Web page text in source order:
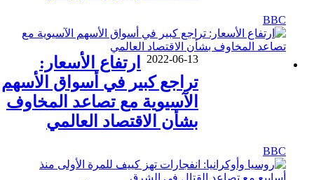
BBC
2022-06-13
ارتفاع الأسعار:
تراجع كبير في أسواق الأسهم
الآسيوية مع تصاعد المخاوف
بشأن الاقتصاد العالمي
BBC